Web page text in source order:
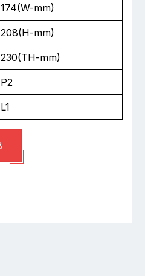
174(W-mm)
208(H-mm)
230(TH-mm)
P2
L1